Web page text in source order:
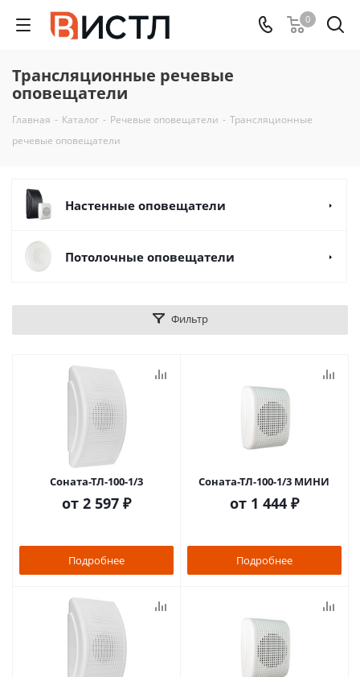
0
Трансляционные речевые
оповещатели
Главная - Каталог - Речевые оповещатели - Трансляционные
речевые оповещатели
Настенные оповещатели
Потолочные оповещатели
Фильтр
Соната-ТЛ-100-1/3
от 2 597 ₽
Подробнее
Соната-ТЛ-100-1/3 МИНИ
от 1 444 ₽
Подробнее